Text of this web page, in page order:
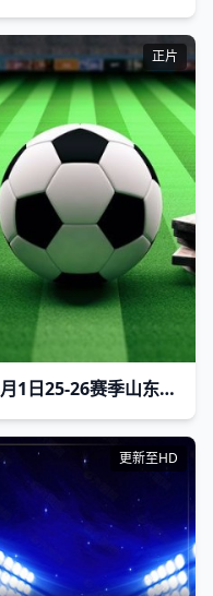
正片
8月1日25-26赛季山东齐鲁足球超级联赛 东营队VS菏泽队
更新至HD